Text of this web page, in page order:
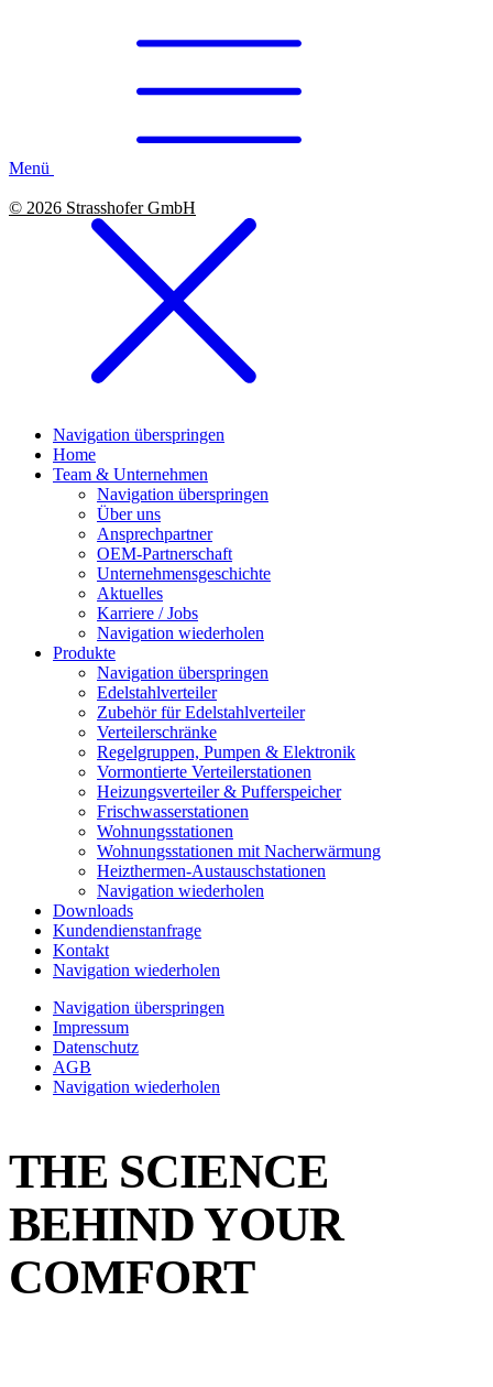
Menü
© 2026 Strasshofer GmbH
Navigation überspringen
Home
Team & Unternehmen
Navigation überspringen
Über uns
Ansprechpartner
OEM-Partnerschaft
Unternehmensgeschichte
Aktuelles
Karriere / Jobs
Navigation wiederholen
Produkte
Navigation überspringen
Edelstahlverteiler
Zubehör für Edelstahlverteiler
Verteilerschränke
Regelgruppen, Pumpen & Elektronik
Vormontierte Verteilerstationen
Heizungsverteiler & Pufferspeicher
Frischwasserstationen
Wohnungsstationen
Wohnungsstationen mit Nacherwärmung
Heizthermen-Austauschstationen
Navigation wiederholen
Downloads
Kundendienstanfrage
Kontakt
Navigation wiederholen
Navigation überspringen
Impressum
Datenschutz
AGB
Navigation wiederholen
THE SCIENCE
BEHIND YOUR
COMFORT